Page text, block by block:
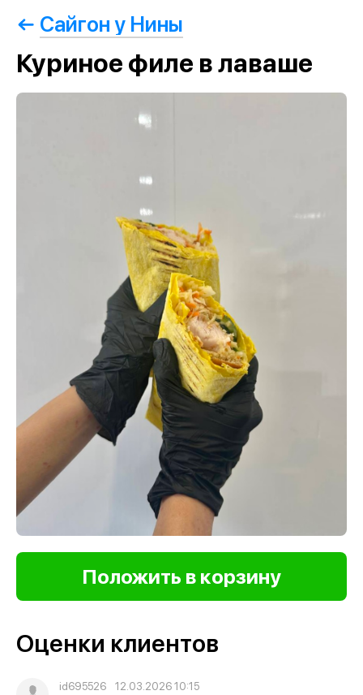
Сайгон у Нины
Куриное филе в лаваше
Оценки клиентов
id695526 12.03.2026 10:15